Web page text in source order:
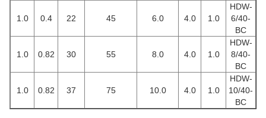
HDW-
6/40-
BC
1.0
4.0
6.0
45
22
0.4
1.0
HDW-
8/40-
BC
1.0
4.0
8.0
55
30
0.82
1.0
HDW-
10/40-
BC
1.0
4.0
10.0
75
37
0.82
1.0